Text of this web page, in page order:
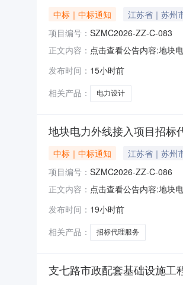
中标｜中标通知 江苏省｜苏州
项目编号： SZMC2026-ZZ-C-083
正文内容： 点击查看公告内容:地块
发布时间： 15小时前
相关产品：
电力设计
地块电力外线接入项目招标
中标｜中标通知 江苏省｜苏州
项目编号： SZMC2026-ZZ-C-086
正文内容： 点击查看公告内容:地块
发布时间： 19小时前
相关产品：
招标代理服务
支七路市政配套基础设施工